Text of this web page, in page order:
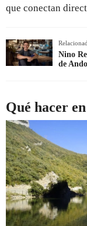
que conectan
Nino
de
Qué hacer